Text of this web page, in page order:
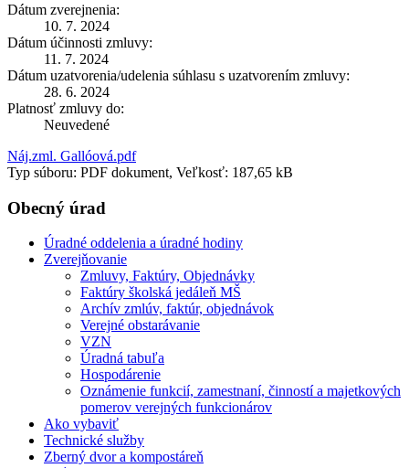
Dátum zverejnenia:
10. 7. 2024
Dátum účinnosti zmluvy:
11. 7. 2024
Dátum uzatvorenia/udelenia súhlasu s uzatvorením zmluvy:
28. 6. 2024
Platnosť zmluvy do:
Neuvedené
Náj.zml. Gallóová.pdf
Typ súboru: PDF dokument, Veľkosť: 187,65 kB
Obecný úrad
Úradné oddelenia a úradné hodiny
Zverejňovanie
Zmluvy, Faktúry, Objednávky
Faktúry školská jedáleň MŠ
Archív zmlúv, faktúr, objednávok
Verejné obstarávanie
VZN
Úradná tabuľa
Hospodárenie
Oznámenie funkcií, zamestnaní, činností a majetkových
pomerov verejných funkcionárov
Ako vybaviť
Technické služby
Zberný dvor a kompostáreň